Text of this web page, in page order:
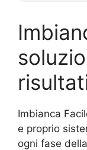
Imbianca
e proprio
ogni fase